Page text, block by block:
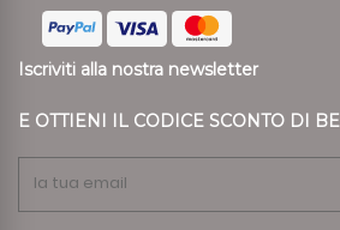
Iscriviti alla nostra newsletter
E OTTIENI IL CODICE SCONTO DI